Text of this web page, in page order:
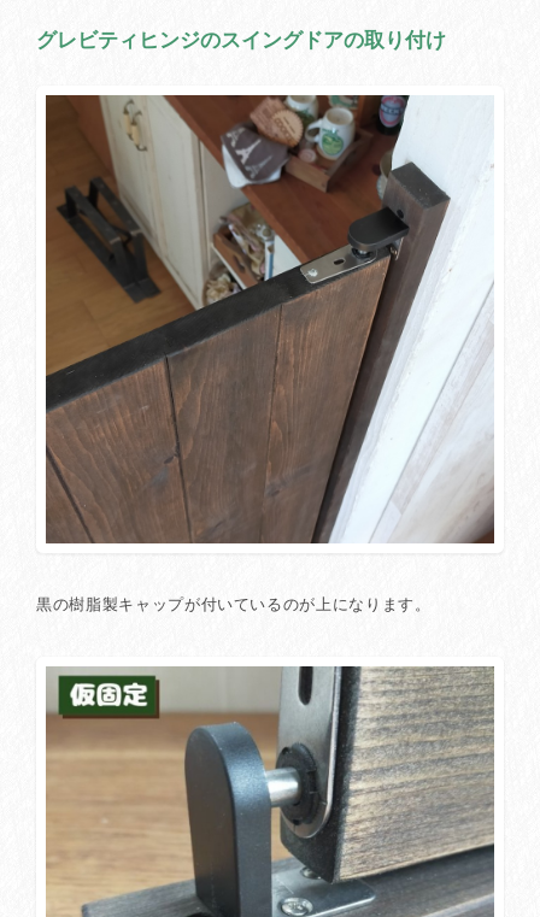
グレビティヒンジのスイングドアの取り付け
黒の樹脂製キャップが付いているのが上になります。